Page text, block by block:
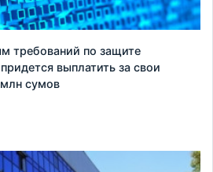
требований по защите
выплатить за свои
сумов